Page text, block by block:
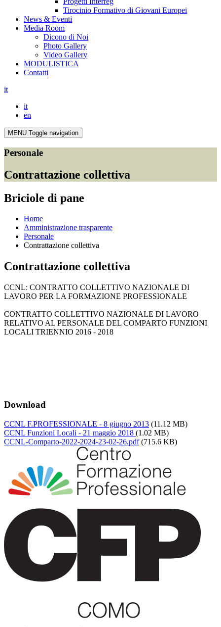
Tirocinio Formativo di Giovani Europei
News & Eventi
Media Room
Dicono di Noi
Photo Gallery
Video Gallery
MODULISTICA
Contatti
it
it
en
MENU Toggle navigation
Personale
Contrattazione collettiva
Briciole di pane
Home
Amministrazione trasparente
Personale
Contrattazione collettiva
Contrattazione collettiva
CCNL: CONTRATTO COLLETTIVO NAZIONALE DI
LAVORO PER LA FORMAZIONE PROFESSIONALE
CONTRATTO COLLETTIVO NAZIONALE DI LAVORO
RELATIVO AL PERSONALE DEL COMPARTO FUNZIONI
LOCALI TRIENNIO 2016 - 2018
Download
CCNL F.PROFESSIONALE - 8 giugno 2013 (11.12 MB)
CCNL Funzioni Locali - 21 maggio 2018 (1.02 MB)
CCNL-Comparto-2022-2024-23-02-26.pdf(715.6 KB)